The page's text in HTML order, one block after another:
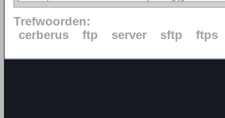
Trefwoorden:
cerberus
ftp server sftp ftps